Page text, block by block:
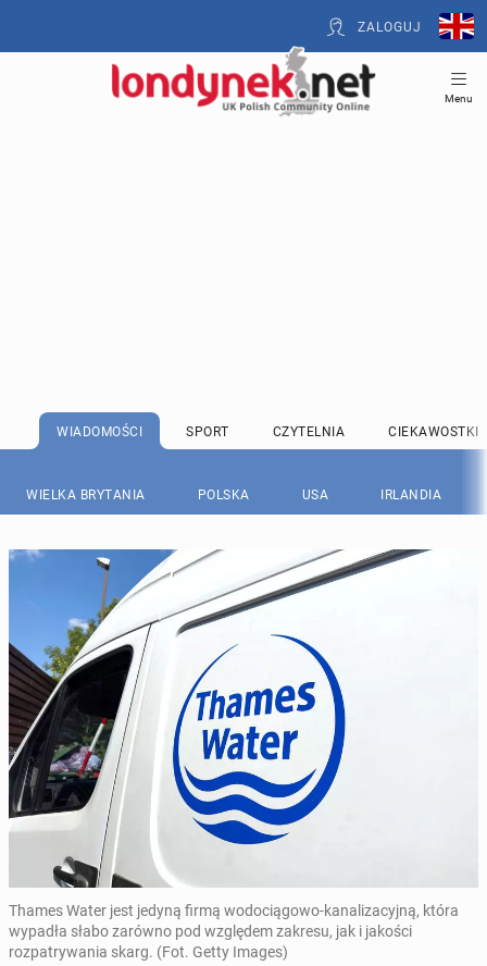
ZALOGUJ
Menu
WIADOMOŚCI SPORT CZYTELNIA CIEKAWOSTKI
WIELKA BRYTANIA POLSKA USA IRLANDIA
Thames Water jest jedyną firmą wodociągowo-kanalizacyjną, która
wypadła słabo zarówno pod względem zakresu, jak i jakości
rozpatrywania skarg. (Fot. Getty Images)